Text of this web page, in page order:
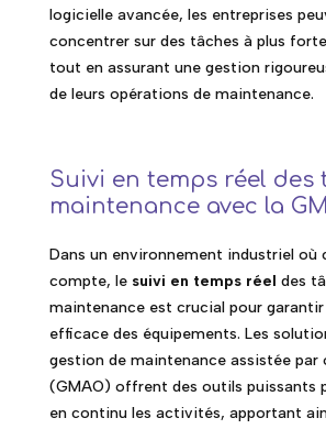
logicielle avancée, les entreprises
concentrer sur des tâches à plus
tout en assurant une gestion
de leurs opérations de maintenance.
Suivi en temps réel des
maintenance avec la
Dans un environnement industriel où
compte, le suivi en temps réel des
maintenance est crucial pour
efficace des équipements. Les
gestion de maintenance assistée par
(GMAO) offrent des outils puissants
en continu les activités, apportant